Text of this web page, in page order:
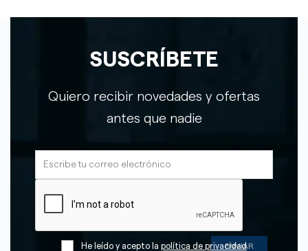
SUSCRÍBETE
Quiero recibir novedades y ofertas
antes que nadie
He leído y acepto la política de privacidad